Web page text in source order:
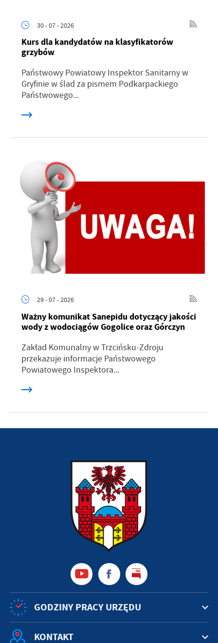
30 - 07 - 2026
Kurs dla kandydatów na klasyfikatorów
grzybów
Państwowy Powiatowy Inspektor Sanitarny w
Gryfinie w ślad za pismem Podkarpackiego
Państwowego...
29 - 07 - 2026
Ważny komunikat Sanepidu dotyczący jakości
wody z wodociągów Gogolice oraz Górczyn
Zakład Komunalny w Trzcińsku-Zdroju
przekazuje informacje Państwowego
Powiatowego Inspektora...
GODZINY PRACY URZĘDU
KONTAKT